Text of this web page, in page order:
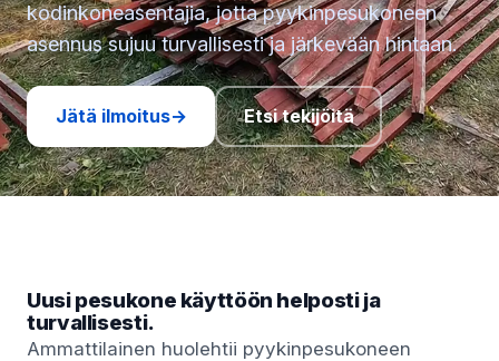
kodinkoneasentajia, jotta pyykinpesukoneen
asennus sujuu turvallisesti ja järkevään hintaan.
Jätä ilmoitus→ Etsi tekijöitä
Uusi pesukone käyttöön helposti ja
turvallisesti.
Ammattilainen huolehtii pyykinpesukoneen